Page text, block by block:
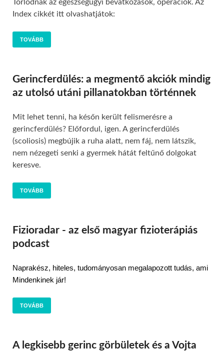
Torlódnak az egészségügyi bevatkozások, operációk. Az
Index cikkét itt olvashatjátok:
TOVÁBB
Gerincferdülés: a megmentő akciók mindig
az utolsó utáni pillanatokban történnek
Mit lehet tenni, ha későn került felismerésre a
gerincferdülés? Előfordul, igen. A gerincferdülés
(scoliosis) megbújik a ruha alatt, nem fáj, nem látszik,
nem nézegeti senki a gyermek hátát feltűnő dolgokat
keresve.
TOVÁBB
Fizioradar - az első magyar fizioterápiás
podcast
Naprakész, hiteles, tudományosan megalapozott tudás, ami
Mindenkinek jár!
TOVÁBB
A legkisebb gerinc görbületek és a Vojta